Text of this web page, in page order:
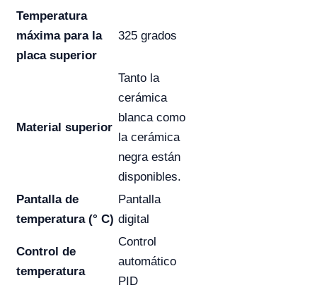
Temperatura
máxima para la
placa superior
325 grados
Material superior
Tanto la
cerámica
blanca como
la cerámica
negra están
disponibles.
Pantalla de
temperatura (° C)
Pantalla
digital
Control de
temperatura
Control
automático
PID